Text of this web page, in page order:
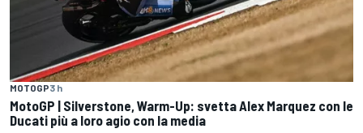
MOTOGP3 h
MotoGP | Silverstone, Warm-Up: svetta Alex Marquez con le
Ducati più a loro agio con la media